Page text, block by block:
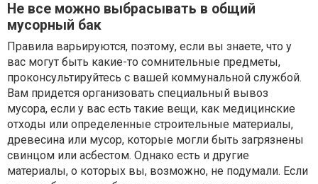
Не все можно выбрасывать в общий
мусорный бак
Правила варьируются, поэтому, если вы знаете, что у
вас могут быть какие-то сомнительные предметы,
проконсультируйтесь с вашей коммунальной службой.
Вам придется организовать специальный вывоз
мусора, если у вас есть такие вещи, как медицинские
отходы или определенные строительные материалы,
древесина или мусор, которые могли быть загрязнены
свинцом или асбестом. Однако есть и другие
материалы, о которых вы, возможно, не подумали. Если